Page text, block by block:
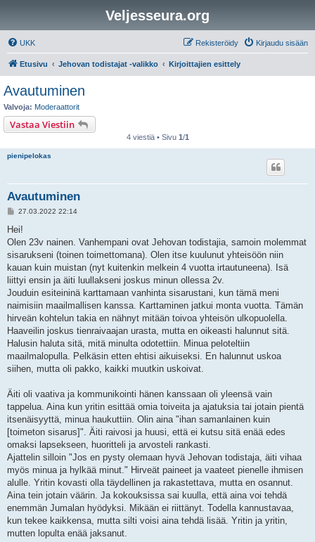
Veljesseura.org
UKK Kirjaudu sisään
Rekisteröidy
Etusivu Jehovan todistajat -valikko Kirjoittajien esittely
Avautuminen
Valvoja: Moderaattorit
Vastaa Viestiin
4 viestiä • Sivu 1/1
pienipelokas
Avautuminen
V
e
t
i
27.03.2022 22:14
Hei!
Olen 23v nainen. Vanhempani ovat Jehovan todistajia, samoin molemmat
sisarukseni (toinen toimettomana). Olen itse kuulunut yhteisöön niin
kauan kuin muistan (nyt kuitenkin melkein 4 vuotta irtautuneena). Isä
liittyi ensin ja äiti luullakseni joskus minun ollessa 2v.
Jouduin esiteininä karttamaan vanhinta sisarustani, kun tämä meni
naimisiin maailmallisen kanssa. Karttaminen jatkui monta vuotta. Tämän
hirveän kohtelun takia en nähnyt mitään toivoa yhteisön ulkopuolella.
Haaveilin joskus tienraivaajan urasta, mutta en oikeasti halunnut sitä.
Halusin haluta sitä, mitä minulta odotettiin. Minua peloteltiin
maailmalopulla. Pelkäsin etten ehtisi aikuiseksi. En halunnut uskoa
siihen, mutta oli pakko, kaikki muutkin uskoivat.
Äiti oli vaativa ja kommunikointi hänen kanssaan oli yleensä vain
tappelua. Aina kun yritin esittää omia toiveita ja ajatuksia tai jotain pientä
itsenäisyyttä, minua haukuttiin. Olin aina "ihan samanlainen kuin
[toimeton sisarus]". Äiti raivosi ja huusi, että ei kutsu sitä enää edes
omaksi lapsekseen, huoritteli ja arvosteli rankasti.
Ajattelin silloin "Jos en pysty olemaan hyvä Jehovan todistaja, äiti vihaa
myös minua ja hylkää minut." Hirveät paineet ja vaateet pienelle ihmisen
alulle. Yritin kovasti olla täydellinen ja rakastettava, mutta en osannut.
Aina tein jotain väärin. Ja kokouksissa sai kuulla, että aina voi tehdä
enemmän Jumalan hyödyksi. Mikään ei riittänyt. Todella kannustavaa,
kun tekee kaikkensa, mutta silti voisi aina tehdä lisää. Yritin ja yritin,
mutten lopulta enää jaksanut.